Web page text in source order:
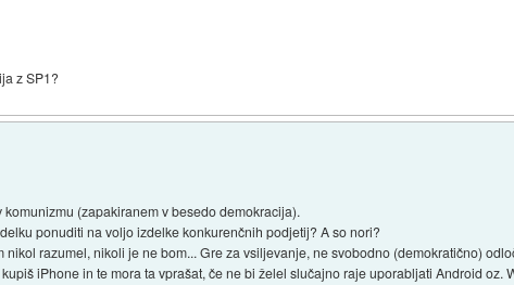
z SP1?
(zapakiranem v besedo demokracija).
ponuditi na voljo izdelke konkurenčnih podjetij? A so nori?
razumel, nikoli je ne bom... Gre za vsiljevanje, ne svobodno (demokratično)
iPhone in te mora ta vprašat, če ne bi želel slučajno raje uporabljati Android oz.